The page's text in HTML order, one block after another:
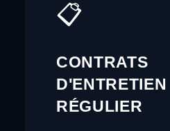
📋
CONTRATS
D'ENTRETIEN
RÉGULIER